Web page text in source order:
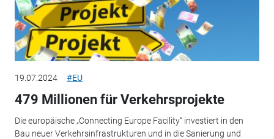
19.07.2024 #EU
479 Millionen für Verkehrsprojekte
Die europäische „Connecting Europe Facility“ investiert in den
Bau neuer Verkehrsinfrastrukturen und in die Sanierung und